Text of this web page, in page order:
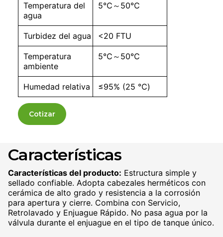
Temperatura del
agua
5℃～50℃
Turbidez del agua <20 FTU
Temperatura
ambiente
5℃～50℃
Humedad relativa ≤95% (25 ℃)
Cotizar
Características
Características del producto: Estructura simple y
sellado confiable. Adopta cabezales herméticos con
cerámica de alto grado y resistencia a la corrosión
para apertura y cierre. Combina con Servicio,
Retrolavado y Enjuague Rápido. No pasa agua por la
válvula durante el enjuague en el tipo de tanque único.